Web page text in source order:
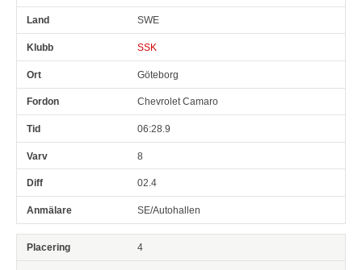
SWE
SSK
Göteborg
Chevrolet Camaro
06:28.9
8
02.4
SE/Autohallen
4